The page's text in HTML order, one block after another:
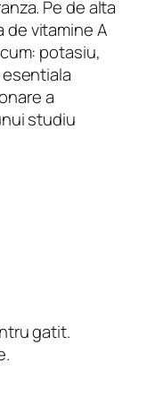
Pe de alta
de vitamine A
potasiu,
a
studiu
gatit.